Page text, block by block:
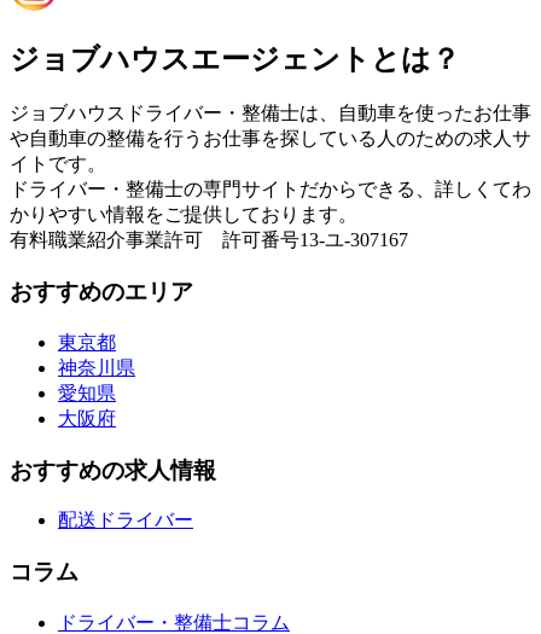
ジョブハウスエージェントとは？
ジョブハウスドライバー・整備士は、自動車を使ったお仕事
や自動車の整備を行うお仕事を探している人のための求人サ
イトです。
ドライバー・整備士の専門サイトだからできる、詳しくてわ
かりやすい情報をご提供しております。
有料職業紹介事業許可 許可番号13-ユ-307167
おすすめのエリア
東京都
神奈川県
愛知県
大阪府
おすすめの求人情報
配送ドライバー
コラム
ドライバー・整備士コラム